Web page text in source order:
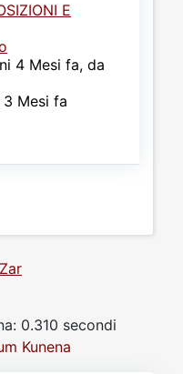
E
4 Mesi fa, da
3 Mesi fa
0.310 secondi
Kunena